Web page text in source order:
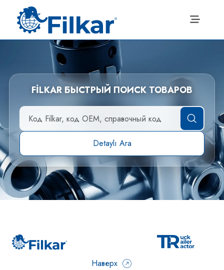
FİLKAR БЫСТРЫЙ ПОИСК ТОВАРОВ
Detaylı Ara
Наверх